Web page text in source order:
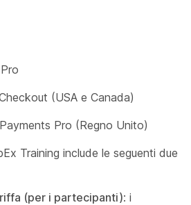
(USA e Canada)
Pro (Regno Unito)
Training include le seguenti due
(per i partecipanti): i